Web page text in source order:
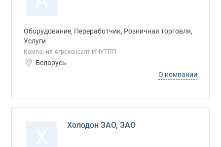
Оборудование, Переработчик, Розничная торговля,
Услуги
Компания Агроконсалт ИЧУТПП
Беларусь
О компании
Холодон ЗАО, ЗАО